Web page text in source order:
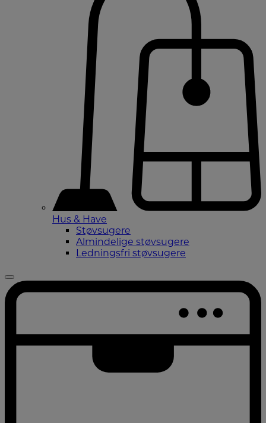
Hus & Have
Støvsugere
Almindelige støvsugere
Ledningsfri støvsugere